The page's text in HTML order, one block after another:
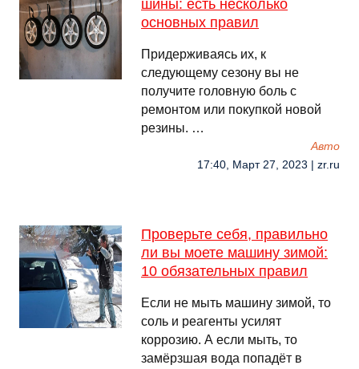
шины: есть несколько
основных правил
Придерживаясь их, к
следующему сезону вы не
получите головную боль с
ремонтом или покупкой новой
резины. …
Авто
17:40, Март 27, 2023 | zr.ru
Проверьте себя, правильно
ли вы моете машину зимой:
10 обязательных правил
Если не мыть машину зимой, то
соль и реагенты усилят
коррозию. А если мыть, то
замёрзшая вода попадёт в